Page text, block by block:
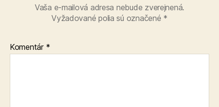
Vaša e-mailová adresa nebude zverejnená.
Vyžadované polia sú označené *
Komentár *